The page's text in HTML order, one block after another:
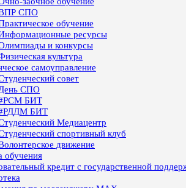
СПО
обучение
ресурсы
и конкурсы
культура
самоуправление
совет
СПО
БИТ
БИТ
Медиацентр
спортивный клуб
движение
обучения
кредит с государственной